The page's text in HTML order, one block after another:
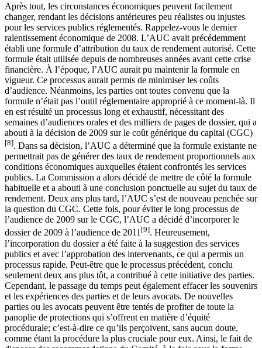
Après tout, les circonstances économiques peuvent facilement
changer, rendant les décisions antérieures peu réalistes ou injustes
pour les services publics réglementés. Rappelez-vous le dernier
ralentissement économique de 2008. L’AUC avait précédemment
établi une formule d’attribution du taux de rendement autorisé. Cette
formule était utilisée depuis de nombreuses années avant cette crise
financière. À l’époque, l’AUC aurait pu maintenir la formule en
vigueur. Ce processus aurait permis de minimiser les coûts
d’audience. Néanmoins, les parties ont toutes convenu que la
formule n’était pas l’outil réglementaire approprié à ce moment-là. Il
en est résulté un processus long et exhaustif, nécessitant des
semaines d’audiences orales et des milliers de pages de dossier, qui a
abouti à la décision de 2009 sur le coût générique du capital (CGC)
[8]. Dans sa décision, l’AUC a déterminé que la formule existante ne
permettrait pas de générer des taux de rendement proportionnels aux
conditions économiques auxquelles étaient confrontés les services
publics. La Commission a alors décidé de mettre de côté la formule
habituelle et a abouti à une conclusion ponctuelle au sujet du taux de
rendement. Deux ans plus tard, l’AUC s’est de nouveau penchée sur
la question du CGC. Cette fois, pour éviter le long processus de
l’audience de 2009 sur le CGC, l’AUC a décidé d’incorporer le
dossier de 2009 à l’audience de 2011[9]. Heureusement,
l’incorporation du dossier a été faite à la suggestion des services
publics et avec l’approbation des intervenants, ce qui a permis un
processus rapide. Peut-être que le processus précédent, conclu
seulement deux ans plus tôt, a contribué à cette initiative des parties.
Cependant, le passage du temps peut également effacer les souvenirs
et les expériences des parties et de leurs avocats. De nouvelles
parties ou les avocats peuvent être tentés de profiter de toute la
panoplie de protections qui s’offrent en matière d’équité
procédurale; c’est-à-dire ce qu’ils perçoivent, sans aucun doute,
comme étant la procédure la plus cruciale pour eux. Ainsi, le fait de